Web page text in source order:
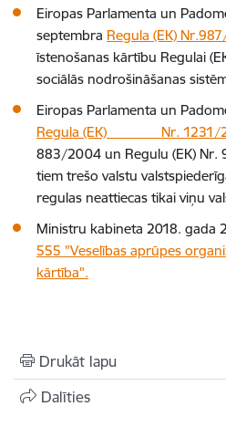
Eiropas Parlamenta un
septembra Regula (EK)
īstenošanas kārtību Regulai
sociālās nodrošināšanas
Eiropas Parlamenta un
Regula (EK) Nr. 1231/
883/2004 un Regulu (EK) Nr.
tiem trešo valstu
regulas neattiecas tikai viņu
Ministru kabineta 2018. gada
555 "Veselības aprūpes
kārtība".
Drukāt lapu
Dalīties